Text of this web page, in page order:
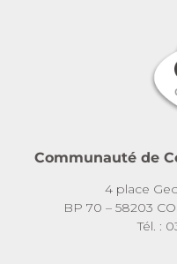
Communauté de
4 place
BP 70 – 58203
Tél. :